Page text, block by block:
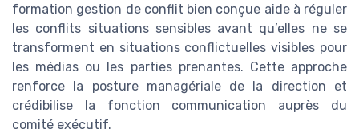
formation gestion de conflit bien conçue aide à réguler
les conflits situations sensibles avant qu’elles ne se
transforment en situations conflictuelles visibles pour
les médias ou les parties prenantes. Cette approche
renforce la posture managériale de la direction et
crédibilise la fonction communication auprès du
comité exécutif.